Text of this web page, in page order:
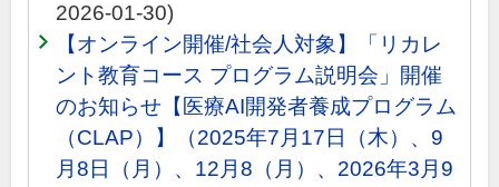
2026-01-30)
【オンライン開催/社会人対象】「リカレ
ント教育コース プログラム説明会」開催
のお知らせ【医療AI開発者養成プログラム
（CLAP）】（2025年7月17日（木）、9
月8日（月）、12月8（月）、2026年3月9